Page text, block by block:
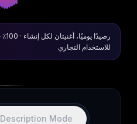
للاستخدام التجاري
Description Mode